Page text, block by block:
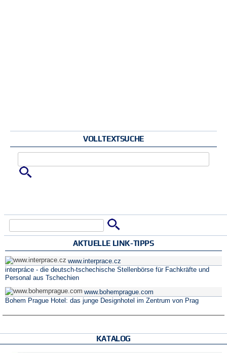
VOLLTEXTSUCHE
Suchformular
AKTUELLE LINK-TIPPS
www.interprace.cz
interpráce - die deutsch-tschechische Stellenbörse für Fachkräfte und
Personal aus Tschechien
www.bohemprague.com
Bohem Prague Hotel: das junge Designhotel im Zentrum von Prag
KATALOG